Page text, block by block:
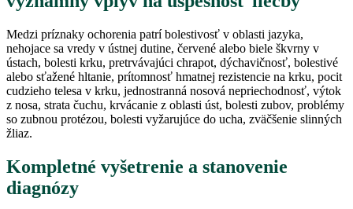
Medzi príznaky ochorenia patrí bolestivosť v oblasti jazyka,
nehojace sa vredy v ústnej dutine, červené alebo biele škvrny v
ústach, bolesti krku, pretrvávajúci chrapot, dýchavičnosť, bolestivé
alebo sťažené hltanie, prítomnosť hmatnej rezistencie na krku, pocit
cudzieho telesa v krku, jednostranná nosová nepriechodnosť, výtok
z nosa, strata čuchu, krvácanie z oblasti úst, bolesti zubov, problémy
so zubnou protézou, bolesti vyžarujúce do ucha, zväčšenie slinných
žliaz.
Kompletné vyšetrenie a stanovenie
diagnózy